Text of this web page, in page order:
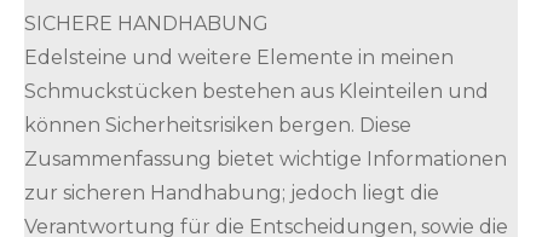
SICHERE HANDHABUNG
Edelsteine und weitere Elemente in meinen
Schmuckstücken bestehen aus Kleinteilen und
können Sicherheitsrisiken bergen. Diese
Zusammenfassung bietet wichtige Informationen
zur sicheren Handhabung; jedoch liegt die
Verantwortung für die Entscheidungen, sowie die